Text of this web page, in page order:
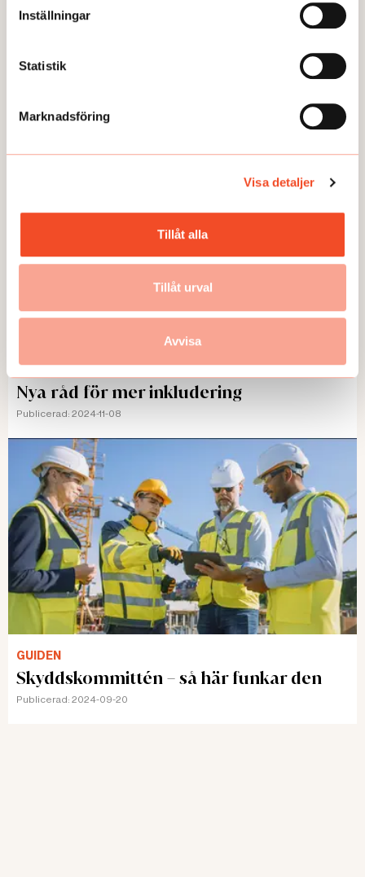
Inställningar
Statistik
Marknadsföring
Visa detaljer
Tillåt alla
Tillåt urval
Avvisa
6 steg: Anpassa vid psykisk ohälsa
TEMA
Nya råd för mer inkludering
Publicerad: 2024-11-08
GUIDEN
Skyddskommittén – så här funkar den
Publicerad: 2024-09-20